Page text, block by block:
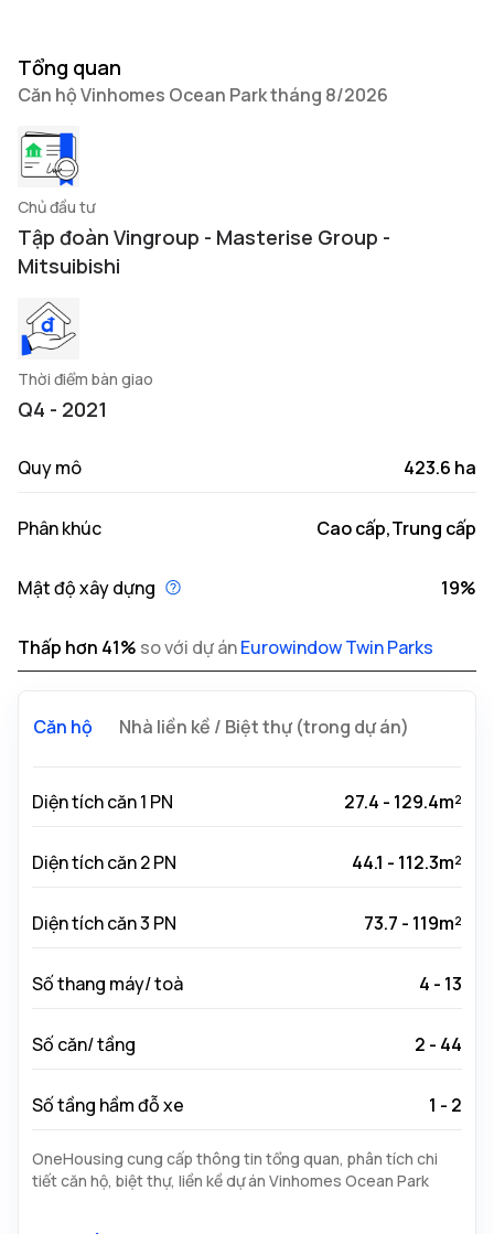
Tổng quan
Căn hộ Vinhomes Ocean Park tháng 8/2026
Chủ đầu tư
Tập đoàn Vingroup - Masterise Group -
Mitsuibishi
Thời điểm bàn giao
Q4 - 2021
Quy mô 423.6 ha
Phân khúc Cao cấp,Trung cấp
Mật độ xây dựng 19%
Thấp hơn 41% so với dự ánEurowindow Twin Parks
Căn hộ Nhà liền kề / Biệt thự (trong dự án)
Diện tích căn 1 PN 27.4 - 129.4m²
Diện tích căn 2 PN 44.1 - 112.3m²
Diện tích căn 3 PN 73.7 - 119m²
Số thang máy/ toà 4 - 13
Số căn/ tầng 2 - 44
Số tầng hầm đỗ xe 1 - 2
OneHousing cung cấp thông tin tổng quan, phân tích chi
tiết căn hộ, biệt thự, liền kề dự án Vinhomes Ocean Park